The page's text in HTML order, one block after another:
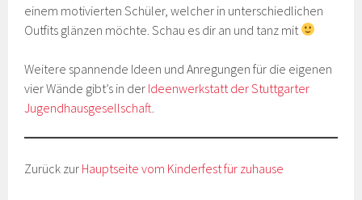
einem motivierten Schüler, welcher in unterschiedlichen
Outfits glänzen möchte. Schau es dir an und tanz mit
Weitere spannende Ideen und Anregungen für die eigenen
vier Wände gibt’s in der Ideenwerkstatt der Stuttgarter
Jugendhausgesellschaft
Zurück zur Hauptseite vom Kinderfest für zuhause